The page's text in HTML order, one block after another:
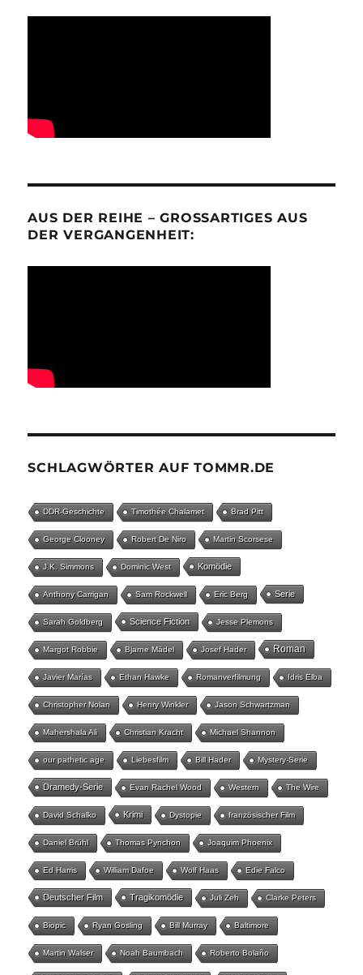
AUS DER REIHE – GROSSARTIGES AUS D
ER VERGANGENHEIT:
SCHLAGWÖRTER AUF TOMMR.DE
DDR-Geschichte Timothée Chalamet Brad Pitt
George Clooney Robert De Niro Martin Scorsese
J.K. Simmons Dominic West Komödie
Anthony Carrigan Sam Rockwell Eric Berg Serie
Sarah Goldberg Science Fiction Jesse Plemons
Margot Robbie Bjarne Mädel Josef Hader Roman
Javier Marías Ethan Hawke Romanverfilmung Idris Elba
Christopher Nolan Henry Winkler Jason Schwartzman
Mahershala Ali Christian Kracht Michael Shannon
our pathetic age Liebesfilm Bill Hader Mystery-Serie
Dramedy-Serie Evan Rachel Wood Western The Wire
David Schalko Krimi Dystopie französischer Film
Daniel Brühl Thomas Pynchon Joaquim Phoenix
Ed Harris William Dafoe Wolf Haas Edie Falco
Deutscher Film Tragikomödie Juli Zeh Clarke Peters
Biopic Ryan Gosling Bill Murray Baltimore
Martin Walser Noah Baumbach Roberto Bolaño